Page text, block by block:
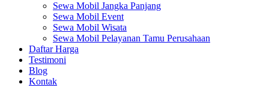
Sewa Mobil Jangka Panjang
Sewa Mobil Event
Sewa Mobil Wisata
Sewa Mobil Pelayanan Tamu Perusahaan
Daftar Harga
Testimoni
Blog
Kontak